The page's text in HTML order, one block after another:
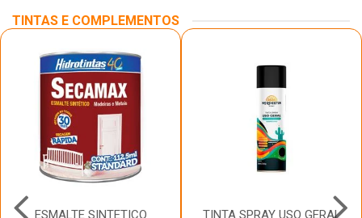
TINTAS E COMPLEMENTOS
ESMALTE SINTETICO TINTA SPRAY USO GERAL